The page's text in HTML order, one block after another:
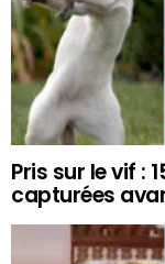
Pris sur le vif :
capturées